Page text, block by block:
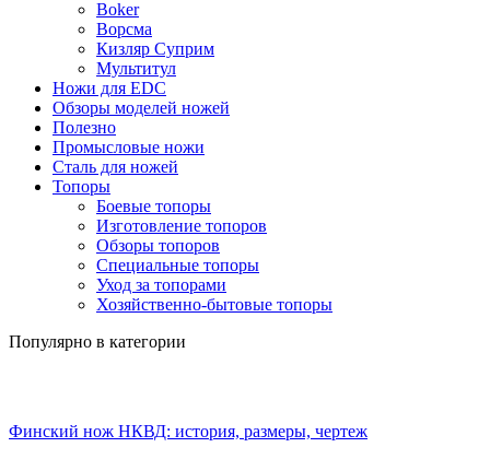
Boker
Ворсма
Кизляр Суприм
Мультитул
Ножи для EDC
Обзоры моделей ножей
Полезно
Промысловые ножи
Сталь для ножей
Топоры
Боевые топоры
Изготовление топоров
Обзоры топоров
Специальные топоры
Уход за топорами
Хозяйственно-бытовые топоры
Популярно в категории
Финский нож НКВД: история, размеры, чертеж